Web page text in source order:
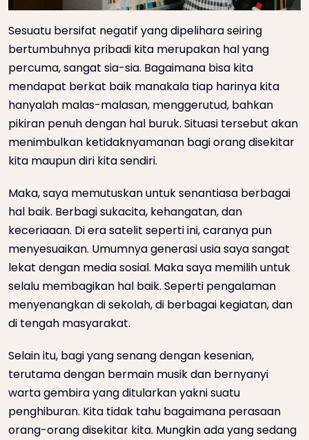
Sesuatu bersifat negatif yang dipelihara seiring
bertumbuhnya pribadi kita merupakan hal yang
percuma, sangat sia-sia. Bagaimana bisa kita
mendapat berkat baik manakala tiap harinya kita
hanyalah malas-malasan, menggerutud, bahkan
pikiran penuh dengan hal buruk. Situasi tersebut akan
menimbulkan ketidaknyamanan bagi orang disekitar
kita maupun diri kita sendiri.
Maka, saya memutuskan untuk senantiasa berbagai
hal baik. Berbagi sukacita, kehangatan, dan
keceriaaan. Di era satelit seperti ini, caranya pun
menyesuaikan. Umumnya generasi usia saya sangat
lekat dengan media sosial. Maka saya memilih untuk
selalu membagikan hal baik. Seperti pengalaman
menyenangkan di sekolah, di berbagai kegiatan, dan
di tengah masyarakat.
Selain itu, bagi yang senang dengan kesenian,
terutama dengan bermain musik dan bernyanyi
warta gembira yang ditularkan yakni suatu
penghiburan. Kita tidak tahu bagaimana perasaan
orang-orang disekitar kita. Mungkin ada yang sedang